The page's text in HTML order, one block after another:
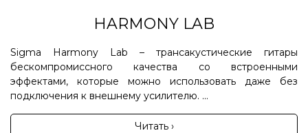
HARMONY LAB
Sigma Harmony Lab – трансакустические гитары
бескомпромиссного качества со встроенными
эффектами, которые можно использовать даже без
подключения к внешнему усилителю. ...
Читать ›